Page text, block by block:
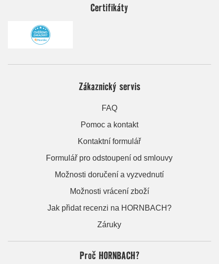
Certifikáty
Zákaznický servis
FAQ
Pomoc a kontakt
Kontaktní formulář
Formulář pro odstoupení od smlouvy
Možnosti doručení a vyzvednutí
Možnosti vrácení zboží
Jak přidat recenzi na HORNBACH?
Záruky
Proč HORNBACH?